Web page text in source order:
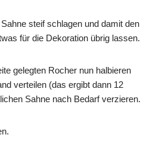
steif schlagen und damit den
für die Dekoration übrig lassen.
gelegten Rocher nun halbieren
verteilen (das ergibt dann 12
Sahne nach Bedarf verzieren.